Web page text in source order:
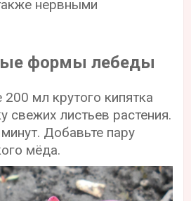
нервными
формы лебеды
200 мл крутого кипятка
свежих листьев растения.
Добавьте пару
мёда.